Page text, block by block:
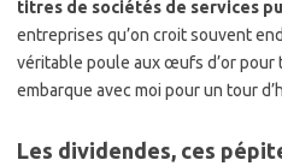
titres de sociétés de services
entreprises qu’on croit souvent
véritable poule aux œufs d’or pour
embarque avec moi pour un tour
Les dividendes, ces